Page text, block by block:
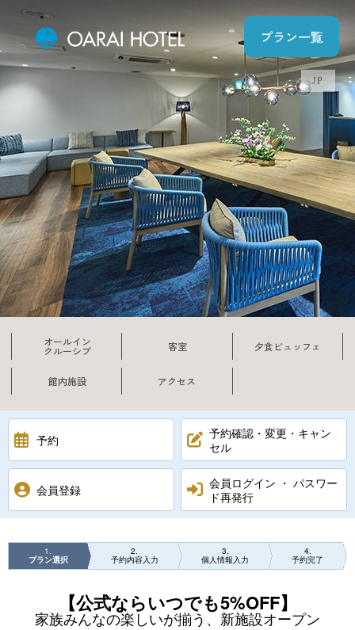
プラン一覧
JP
オールイン
クルーシブ 客室 夕食ビュッフェ
館内施設 アクセス
予約
予約確認・変更・キャン
セル
会員登録
会員ログイン ・ パスワー
ド再発行
1
プラン選択
2
予約内容入力
3
個人情報入力
4
予約完了
【公式ならいつでも5%OFF】
家族みんなの楽しいが揃う、新施設オープン